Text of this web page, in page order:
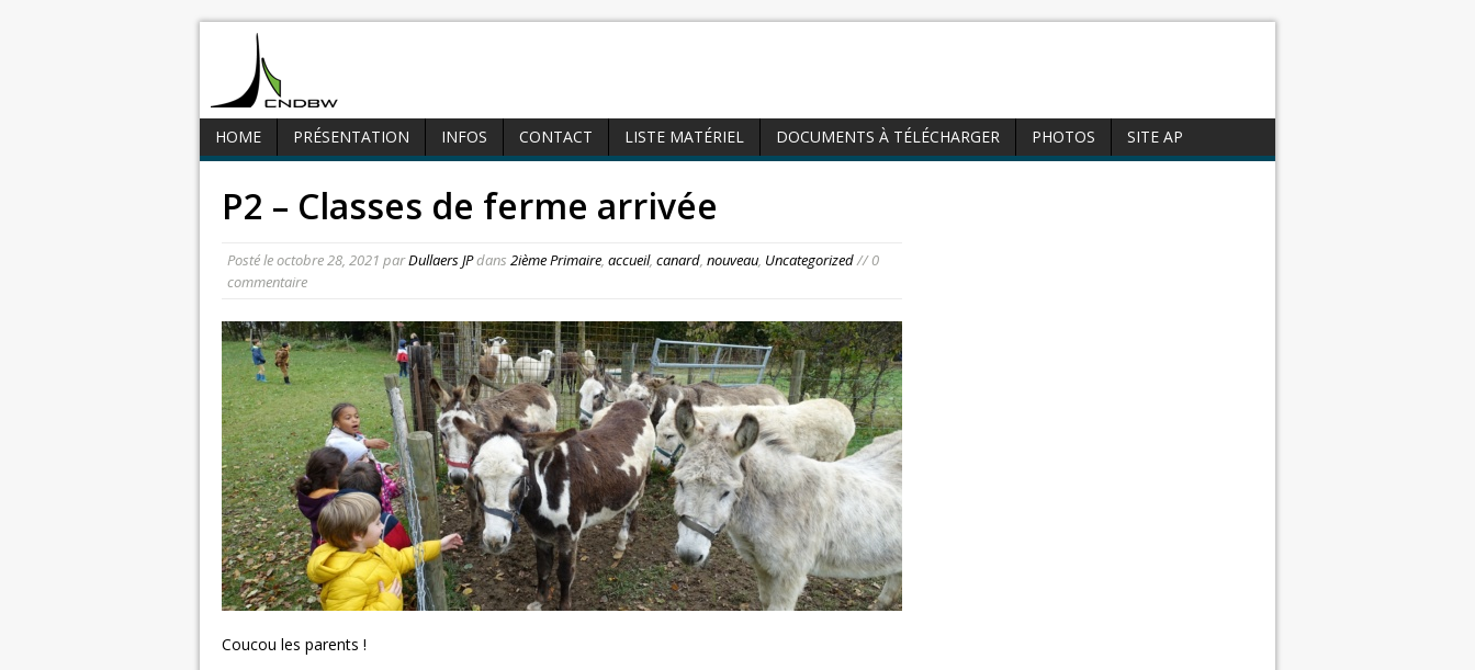
HOME PRÉSENTATION INFOS CONTACT LISTE MATÉRIEL DOCUMENTS À TÉLÉCHARGER PHOTOS SITE AP
P2 – Classes de ferme arrivée
Posté leoctobre 28, 2021 parDullaers JPdans 2ième Primaire, accueil, canard, nouveau, Uncategorized// 0
commentaire
Coucou les parents !